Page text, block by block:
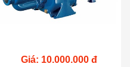
Giá: 10.000.000 đ